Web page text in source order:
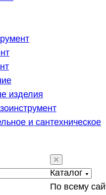
изделия
и сантехническое
Каталог
По всему